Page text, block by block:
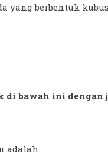
yang berbentuk kubus
bawah ini dengan
adalah